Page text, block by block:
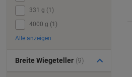
331 g (1)
4000 g (1)
Alle anzeigen
Breite Wiegeteller (9)